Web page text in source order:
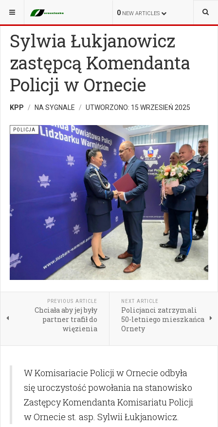
0 NEW ARTICLES
JESTEŚ TUTAJ: POLICJA
Sylwia Łukjanowicz
zastępcą Komendanta
Policji w Ornecie
KPP NA SYGNALE UTWORZONO: 15 WRZESIEŃ 2025
POLICJA
PREVIOUS ARTICLE
Chciała aby jej były
partner trafił do
więzienia
NEXT ARTICLE
Policjanci zatrzymali
50-letniego mieszkańca
Ornety
W Komisariacie Policji w Ornecie odbyła
się uroczystość powołania na stanowisko
Zastępcy Komendanta Komisariatu Policji
w Ornecie st. asp. Sylwii Łukjanowicz.